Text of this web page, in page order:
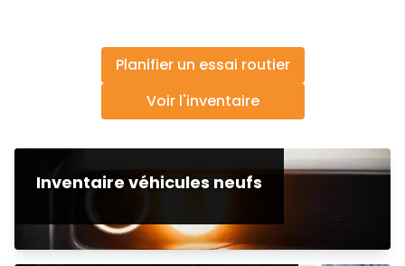
Planifier un essai routier
Voir l'inventaire
Inventaire véhicules neufs